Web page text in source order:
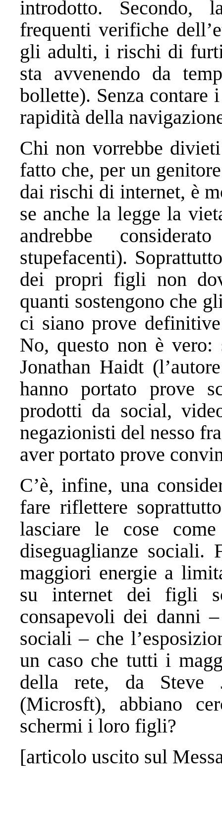
introdotto. Secondo,
frequenti verifiche
gli adulti, i rischi di
sta avvenendo da
bollette). Senza
rapidità della
Chi non vorrebbe
fatto che, per un
dai rischi di internet, è
se anche la legge la
andrebbe
stupefacenti).
dei propri figli non
quanti sostengono che
ci siano prove
No, questo non è vero:
Jonathan Haidt
hanno portato prove
prodotti da social,
negazionisti del nesso
aver portato prove
C’è, infine, una
fare riflettere
lasciare le cose
diseguaglianze sociali.
maggiori energie a
su internet dei figli
consapevoli dei danni
sociali – che
un caso che tutti i
della rete, da
(Microsft), abbiano
schermi i loro figli?
[articolo uscito sul